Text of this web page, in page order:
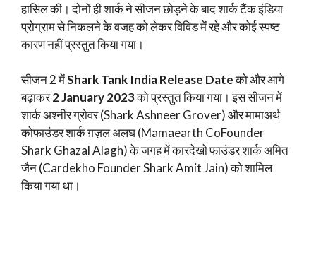
हासिल की। दोनों ही शार्क ने सीजन छोड़ने के बाद शार्क टैंक इंडिया
प्रोग्राम से निकलने के वजह को लेकर विविड में रहे और कोई स्पष्ट
कारण नहीं प्रस्तुत किया गया।
सीजन 2 मेंShark Tank India Release Dateको और आगे
बढ़ाकर2 January 2023को प्रस्तुत किया गया। इस सीजन में
शार्क अश्नीर ग्रोवर (Shark Ashneer Grover) और मामाअर्थ
कोफाउंडर शार्क ग़ज़ल अलघ (Mamaearth CoFounder
Shark Ghazal Alagh) के जगह में कारदेखो फाउंडर शार्क अमित
जैन (Cardekho Founder Shark Amit Jain) को शामिल
किया गया था।